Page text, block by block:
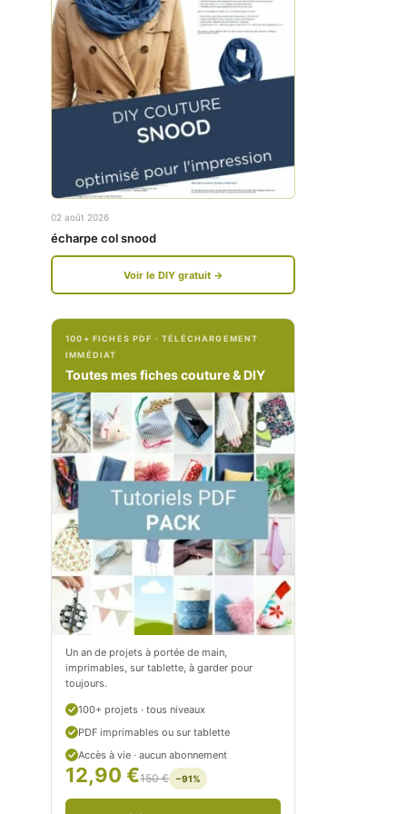
w
w
f
e
b
o
.
c
o
m
t
i
t
i
t
r
o
w
w
.
i
t
g
m
.
c
o
m
/
e
t
i
c
i
t
r
02 août 2026
écharpe col snood
Voir le DIY gratuit →
100+ FICHES PDF · TÉLÉCHARGEMENT
IMMÉDIAT
Toutes mes fiches couture & DIY
Un an de projets à portée de main,
imprimables, sur tablette, à garder pour
toujours.
100+ projets · tous niveaux
PDF imprimables ou sur tablette
Accès à vie · aucun abonnement
12,90 €150 € −91%